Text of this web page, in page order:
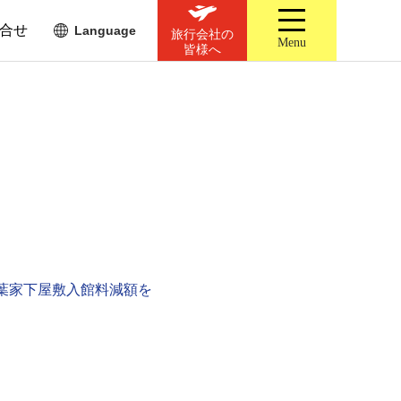
せ Language
旅行会社の
皆様へ
Menu
家下屋敷入館料減額を